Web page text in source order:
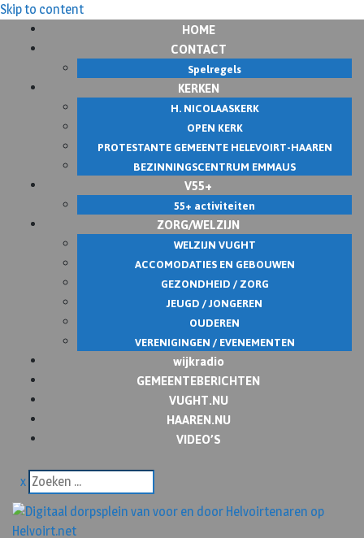
Skip to content
HOME
CONTACT
Spelregels
KERKEN
H. NICOLAASKERK
OPEN KERK
PROTESTANTE GEMEENTE HELEVOIRT-HAAREN
BEZINNINGSCENTRUM EMMAUS
V55+
55+ activiteiten
ZORG/WELZIJN
WELZIJN VUGHT
ACCOMODATIES EN GEBOUWEN
GEZONDHEID / ZORG
JEUGD / JONGEREN
OUDEREN
VERENIGINGEN / EVENEMENTEN
wijkradio
GEMEENTEBERICHTEN
VUGHT.NU
HAAREN.NU
VIDEO’S
x